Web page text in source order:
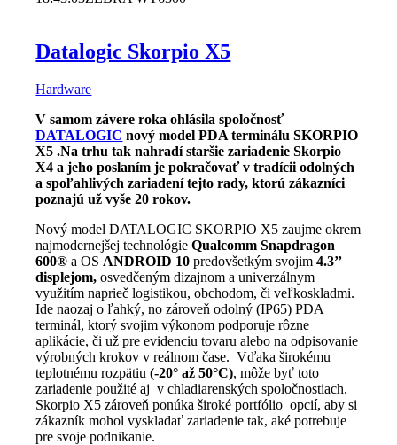
Datalogic Skorpio X5
Hardware
V samom závere roka ohlásila spoločnosť
DATALOGIC nový model PDA terminálu SKORPIO
X5 .Na trhu tak nahradí staršie zariadenie Skorpio
X4 a jeho poslaním je pokračovať v tradícii odolných
a spoľahlivých zariadení tejto rady, ktorú zákazníci
poznajú už vyše 20 rokov.
Nový model DATALOGIC SKORPIO X5 zaujme okrem
najmodernejšej technológie Qualcomm Snapdragon
600® a OS ANDROID 10 predovšetkým svojim4.3’’
displejom, osvedčeným dizajnom a univerzálnym
využitím naprieč logistikou, obchodom, či veľkoskladmi.
Ide naozaj o ľahký, no zároveň odolný (IP65) PDA
terminál, ktorý svojim výkonom podporuje rôzne
aplikácie, či už pre evidenciu tovaru alebo na odpisovanie
výrobných krokov v reálnom čase. Vďaka širokému
teplotnému rozpätiu(-20° až 50°C), môže byť toto
zariadenie použité aj v chladiarenských spoločnostiach.
Skorpio X5 zároveň ponúka široké portfólio opcií, aby si
zákazník mohol vyskladať zariadenie tak, aké potrebuje
pre svoje podnikanie.